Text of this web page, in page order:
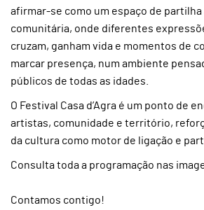
afirmar-se como um espaço de
comunitária, onde diferentes
cruzam, ganham vida e momentos de
marcar presença, num ambiente
públicos de todas as idades.
O Festival Casa d’Agra é um ponto de
artistas, comunidade e território,
da cultura como motor de ligação e
Consulta toda a programação nas
Contamos contigo!